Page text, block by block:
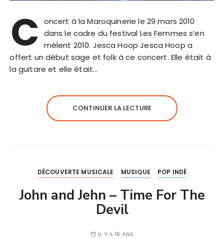
C oncert à la Maroquinerie le 29 mars 2010
dans le cadre du festival Les Femmes s’en
mêlent 2010. Jesca Hoop Jesca Hoop a
offert un début sage et folk à ce concert. Elle était à
la guitare et elle était…
CONTINUER LA LECTURE
DÉCOUVERTE MUSICALE MUSIQUE POP INDÉ
John and Jehn – Time For The
Devil
IL Y A 16 ANS